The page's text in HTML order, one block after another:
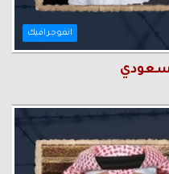
انفوجرافيك
سعودي